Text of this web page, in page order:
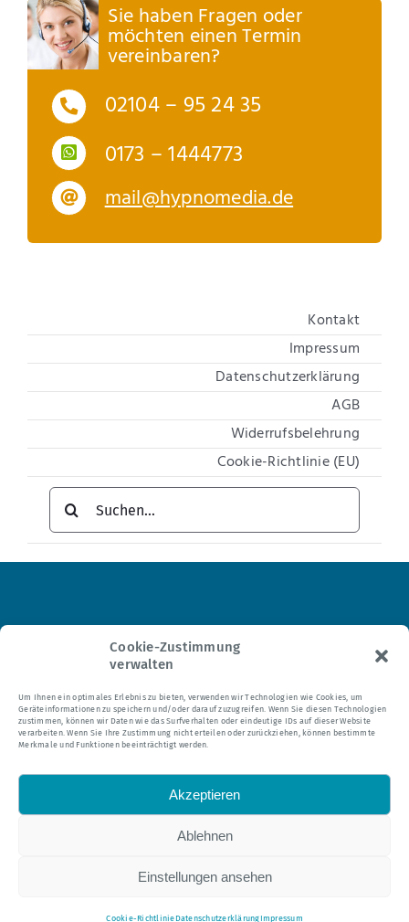
Cookie-Zustimmung
verwalten
Um Ihnen ein optimales Erlebnis zu bieten, verwenden wir Technologien wie Cookies, um
Geräteinformationen zu speichern und/oder darauf zuzugreifen. Wenn Sie diesen Technologien
zustimmen, können wir Daten wie das Surfverhalten oder eindeutige IDs auf dieser Website
verarbeiten. Wenn Sie Ihre Zustimmung nicht erteilen oder zurückziehen, können bestimmte
Merkmale und Funktionen beeinträchtigt werden.
Akzeptieren
Ablehnen
Einstellungen ansehen
Cookie-RichtlinieDatenschutzerklärungImpressum
Sie haben Fragen oder
möchten einen Termin
vereinbaren?
02104 – 95 24 35
0173 – 1444773
mail@hypnomedia.de
Kontakt
Impressum
Datenschutzerklärung
AGB
Widerrufsbelehrung
Cookie-Richtlinie (EU)
Suche
nach:
Tel.: 0 21 04 – 95 24 35
E-Mail:mail@hypnomedia.de
© 2024 Institut für Hypnosetherapie